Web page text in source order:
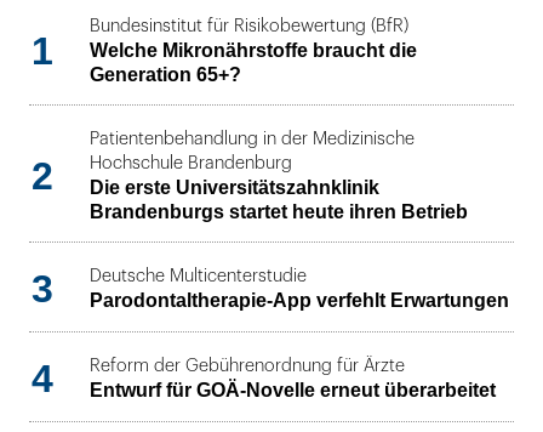
1
Bundesinstitut für Risikobewertung (BfR)
Welche Mikronährstoffe braucht die
Generation 65+?
2
Patientenbehandlung in der Medizinische
Hochschule Brandenburg
Die erste Universitätszahnklinik
Brandenburgs startet heute ihren Betrieb
3 Deutsche Multicenterstudie
Parodontaltherapie-App verfehlt Erwartungen
4 Reform der Gebührenordnung für Ärzte
Entwurf für GOÄ-Novelle erneut überarbeitet